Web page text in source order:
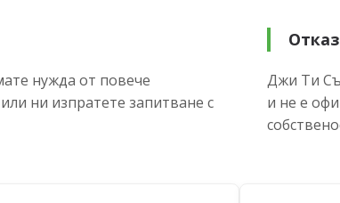
нужда от повече
или ни изпратете запитване с
Джи Ти
и не е